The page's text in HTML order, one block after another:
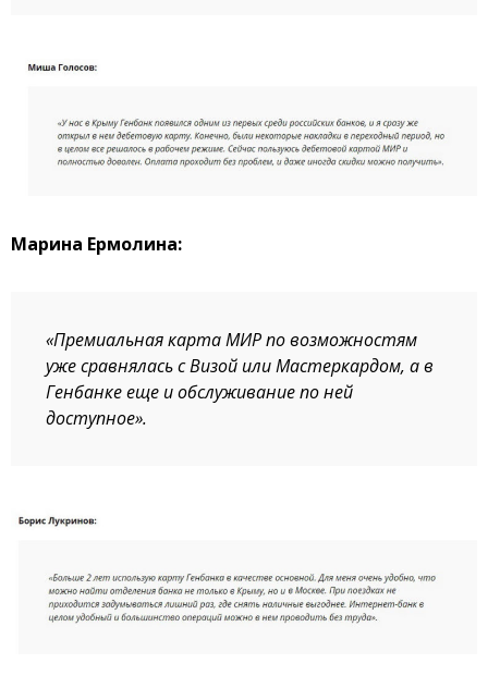
Марина Ермолина:
«Премиальная карта МИР по возможностям
уже сравнялась с Визой или Мастеркардом, а в
Генбанке еще и обслуживание по ней
доступное».